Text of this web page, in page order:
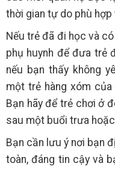
thời gian tự do phù
Nếu trẻ đã đi học và
phụ huynh để đưa trẻ
nếu bạn thấy không
một trẻ hàng xóm
Bạn hãy để trẻ chơi ở
sau một buổi trưa hoặc
Bạn cần lưu ý nơi bạn
toàn, đáng tin cậy và